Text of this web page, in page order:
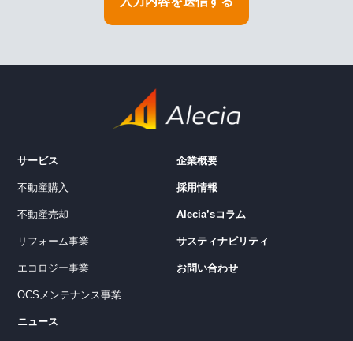
サービス
不動産購入
不動産売却
リフォーム事業
エコロジー事業
OCSメンテナンス事業
企業概要
採用情報
Alecia’sコラム
サスティナビリティ
お問い合わせ
ニュース